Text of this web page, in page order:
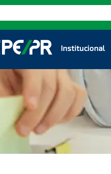
Institucional